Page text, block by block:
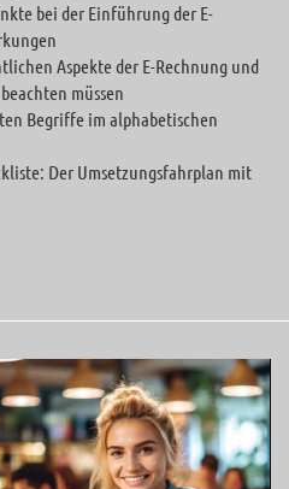
bei der Einführung der E-
Aspekte der E-Rechnung und
müssen
Begriffe im alphabetischen
Der Umsetzungsfahrplan mit